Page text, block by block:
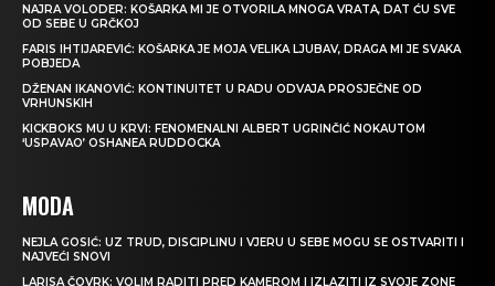
NAJRA VOLODER: KOŠARKA MI JE OTVORILA MNOGA VRATA, DAT ĆU SVE
OD SEBE U GRČKOJ
FARIS IHTIJAREVIĆ: KOŠARKA JE MOJA VELIKA LJUBAV, DRAGA MI JE SVAKA
POBJEDA
DŽENAN IKANOVIĆ: KONTINUITET U RADU ODVAJA PROSJEČNE OD
VRHUNSKIH
KICKBOKS MU U KRVI: FENOMENALNI ALBERT UGRINČIĆ NOKAUTOM
‘USPAVAO’ OSHANEA RUDDOCKA
MODA
NEJLA GOSIĆ: UZ TRUD, DISCIPLINU I VJERU U SEBE MOGU SE OSTVARITI I
NAJVEĆI SNOVI
LARISA ČOVRK: VOLIM RADITI PRED KAMEROM I IZLAZITI IZ SVOJE ZONE